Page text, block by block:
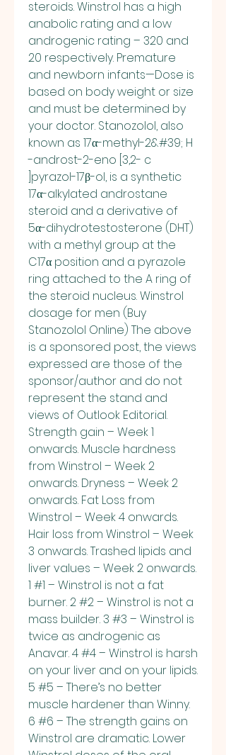
steroids. Winstrol has a high
anabolic rating and a low
androgenic rating – 320 and
20 respectively. Premature
and newborn infants—Dose is
based on body weight or size
and must be determined by
your doctor. Stanozolol, also
known as 17α-methyl-2&#39; H
-androst-2-eno [3,2- c
]pyrazol-17β-ol, is a synthetic
17α-alkylated androstane
steroid and a derivative of
5α-dihydrotestosterone (DHT)
with a methyl group at the
C17α position and a pyrazole
ring attached to the A ring of
the steroid nucleus. Winstrol
dosage for men (Buy
Stanozolol Online) The above
is a sponsored post, the views
expressed are those of the
sponsor/author and do not
represent the stand and
views of Outlook Editorial.
Strength gain – Week 1
onwards. Muscle hardness
from Winstrol – Week 2
onwards. Dryness – Week 2
onwards. Fat Loss from
Winstrol – Week 4 onwards.
Hair loss from Winstrol – Week
3 onwards. Trashed lipids and
liver values – Week 2 onwards.
1 #1 – Winstrol is not a fat
burner. 2 #2 – Winstrol is not a
mass builder. 3 #3 – Winstrol is
twice as androgenic as
Anavar. 4 #4 – Winstrol is harsh
on your liver and on your lipids.
5 #5 – There’s no better
muscle hardener than Winny.
6 #6 – The strength gains on
Winstrol are dramatic. Lower